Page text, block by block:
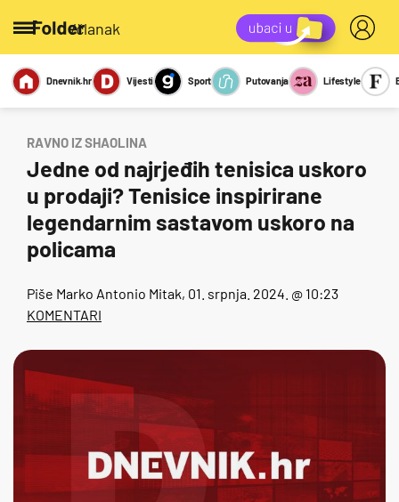
/članak
Miks Kviz
Report
Sexy
Dnevnik.hr Vijesti Sport Putovanja Lifestyle
RAVNO IZ SHAOLINA
Jedne od najrjeđih tenisica uskoro
u prodaji? Tenisice inspirirane
legendarnim sastavom uskoro na
policama
Piše Marko Antonio Mitak, 01. srpnja. 2024. @ 10:23
KOMENTARI